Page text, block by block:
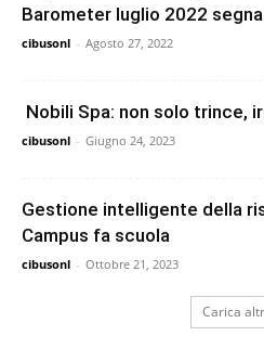
Barometer luglio 2022
cibusonl - Agosto 27, 2022
Nobili Spa: non solo trince,
cibusonl - Giugno 24, 2023
Gestione intelligente della
Campus fa scuola
cibusonl - Ottobre 21, 2023
Carica